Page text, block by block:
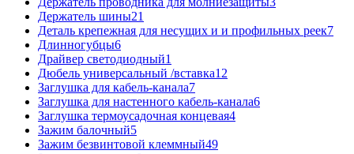
Держатель шины21
Деталь крепежная для несущих и и профильных реек7
Длинногубцы6
Драйвер светодиодный1
Дюбель универсальный /вставка12
Заглушка для кабель-канала7
Заглушка для настенного кабель-канала6
Заглушка термоусадочная концевая4
Зажим балочный5
Зажим безвинтовой клеммный49